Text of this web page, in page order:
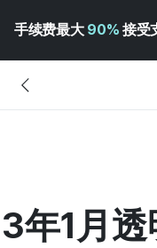
手续费最大 90% 接受
1月透